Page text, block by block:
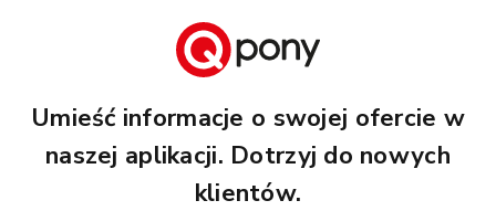
Umieść informacje o swojej ofercie w
naszej aplikacji. Dotrzyj do nowych
klientów.